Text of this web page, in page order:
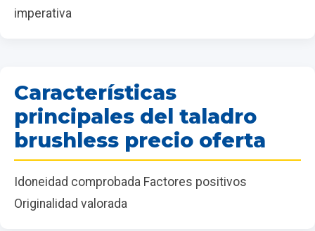
imperativa
Características
principales del taladro
brushless precio oferta
Idoneidad comprobada Factores positivos
Originalidad valorada